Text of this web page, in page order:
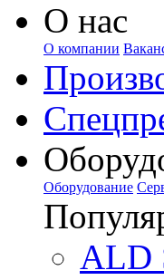
О нас
О компании
Оборудование
ALD